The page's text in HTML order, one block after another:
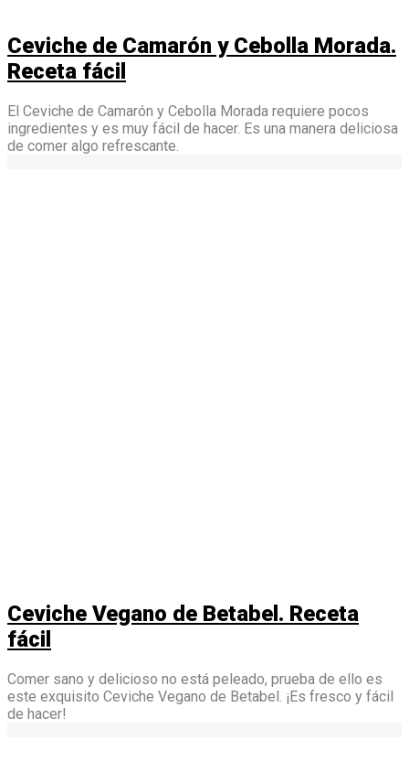
Ceviche de Camarón y Cebolla Morada.
Receta fácil
El Ceviche de Camarón y Cebolla Morada requiere pocos
ingredientes y es muy fácil de hacer. Es una manera deliciosa
de comer algo refrescante.
Ceviche Vegano de Betabel. Receta
fácil
Comer sano y delicioso no está peleado, prueba de ello es
este exquisito Ceviche Vegano de Betabel. ¡Es fresco y fácil
de hacer!